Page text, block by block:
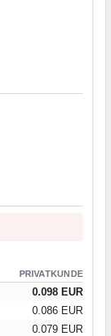
PRIVATKUNDE
0.098 EUR
0.086 EUR
0.079 EUR